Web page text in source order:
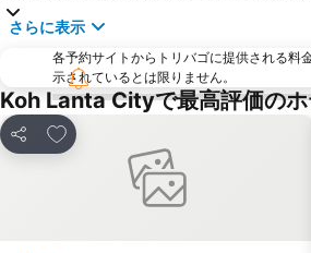
さらに表示
各予約サイトからトリバゴに提供される料
示されているとは限りません。
Koh Lanta Cityで最高評価の
シェア
お気に入りに追加